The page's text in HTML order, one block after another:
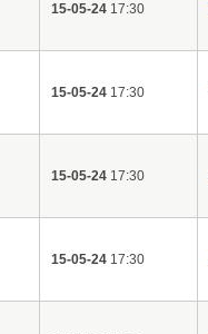
15-05-2417:30
15-05-2417:30
15-05-2417:30
15-05-2417:30